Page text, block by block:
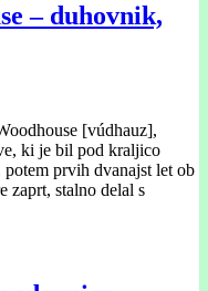
– duhovnik,
[vúdhauz],
ki je bil pod kraljico
prvih dvanajst let ob
zaprt, stalno delal s